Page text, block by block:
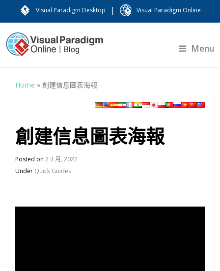
Visual Paradigm Desktop | Visual Paradigm Online
Menu
Home »創建信息圖表海報
創建信息圖表海報
Posted on2 3 月, 2022
Under Quick Guides